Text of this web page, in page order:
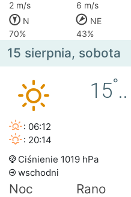
2 m/s
6 m/s
N
NE
70%
43%
15 sierpnia, sobota
15°..
: 06:12
: 20:14
Ciśnienie 1019 hPa
wschodni
Noc Rano